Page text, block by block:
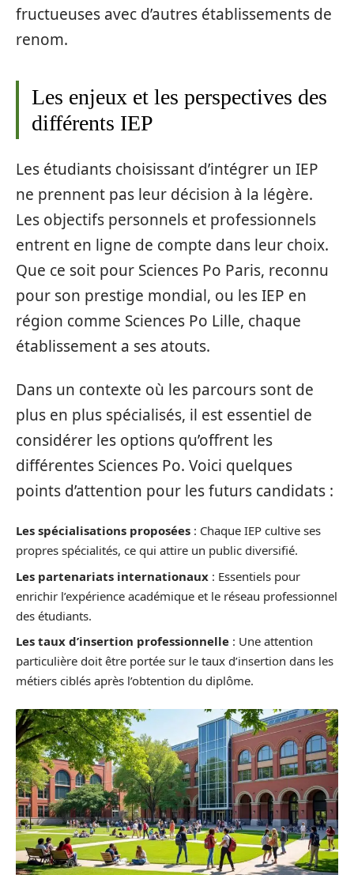
fructueuses avec d’autres établissements de
renom.
Les enjeux et les perspectives des
différents IEP
Les étudiants choisissant d’intégrer un IEP
ne prennent pas leur décision à la légère.
Les objectifs personnels et professionnels
entrent en ligne de compte dans leur choix.
Que ce soit pour Sciences Po Paris, reconnu
pour son prestige mondial, ou les IEP en
région comme Sciences Po Lille, chaque
établissement a ses atouts.
Dans un contexte où les parcours sont de
plus en plus spécialisés, il est essentiel de
considérer les options qu’offrent les
différentes Sciences Po. Voici quelques
points d’attention pour les futurs candidats :
Les spécialisations proposées : Chaque IEP cultive ses
propres spécialités, ce qui attire un public diversifié.
Les partenariats internationaux : Essentiels pour
enrichir l’expérience académique et le réseau professionnel
des étudiants.
Les taux d’insertion professionnelle : Une attention
particulière doit être portée sur le taux d’insertion dans les
métiers ciblés après l’obtention du diplôme.